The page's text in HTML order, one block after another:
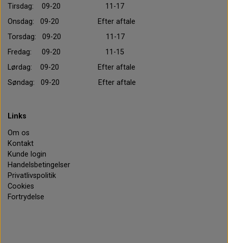
Tirsdag: 09-20 11-17
Onsdag: 09-20 Efter aftale
Torsdag: 09-20 11-17
Fredag: 09-20 11-15
Lørdag: 09-20 Efter aftale
Søndag: 09-20 Efter aftale
Links
Om os
Kontakt
Kunde login
Handelsbetingelser
Privatlivspolitik
Cookies
Fortrydelse